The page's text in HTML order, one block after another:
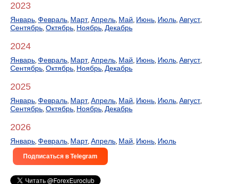
2023
Январь, Февраль, Март, Апрель, Май, Июнь, Июль, Август,
Сентябрь, Октябрь, Ноябрь, Декабрь
2024
Январь, Февраль, Март, Апрель, Май, Июнь, Июль, Август,
Сентябрь, Октябрь, Ноябрь, Декабрь
2025
Январь, Февраль, Март, Апрель, Май, Июнь, Июль, Август,
Сентябрь, Октябрь, Ноябрь, Декабрь
2026
Январь, Февраль, Март, Апрель, Май, Июнь, Июль
Подписаться в Telegram